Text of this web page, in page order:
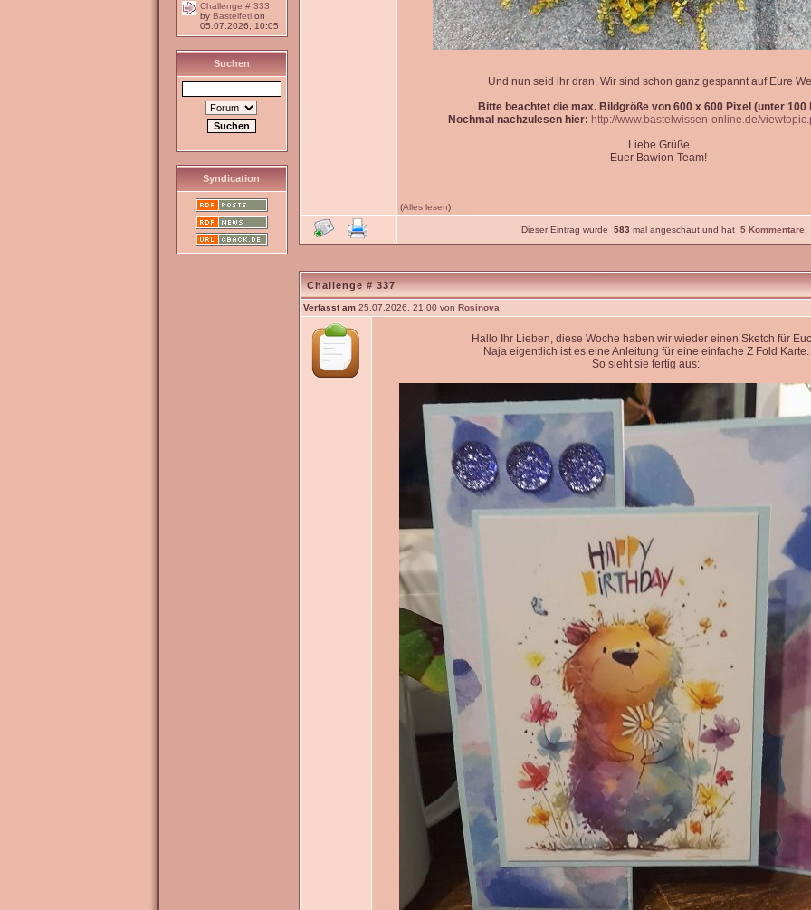
Challenge # 333
by Bastelfetion
05.07.2026, 10:05
Suchen
Syndication
Und nun seid ihr dran. Wir sind schon ganz gespannt auf Eure
Bitte beachtet die max. Bildgröße von 600 x 600 Pixel (unter 100
Nochmal nachzulesen hier: http://www.bastelwissen-online.de/
Liebe Grüße
Euer Bawion-Team!
(Alles lesen)
Dieser Eintrag wurde 583 mal angeschaut und hat 5 Kommentare
Challenge # 337
Verfasst am25.07.2026, 21:00 von Rosinova
Hallo Ihr Lieben, diese Woche haben wir wieder einen Sketch für
Naja eigentlich ist es eine Anleitung für eine einfache Z Fold Karte.
So sieht sie fertig aus: